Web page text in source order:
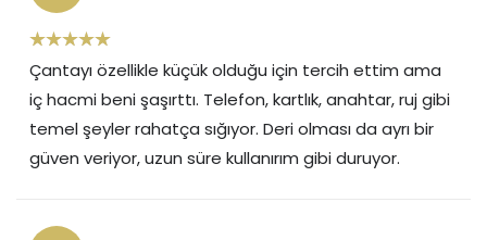
Çantayı özellikle küçük olduğu için tercih ettim ama
iç hacmi beni şaşırttı. Telefon, kartlık, anahtar, ruj gibi
temel şeyler rahatça sığıyor. Deri olması da ayrı bir
güven veriyor, uzun süre kullanırım gibi duruyor.